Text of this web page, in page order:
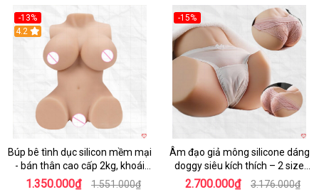
-13%
4.2
Búp bê tình dục silicon mềm mại
- bán thân cao cấp 2kg, khoái
cảm
1.350.000₫ 1.551.000₫
-15%
Hot
Âm đạo giả mông silicone dáng
doggy siêu kích thích – 2 size
5.5kg và 12kg
2.700.000₫ 3.176.000₫